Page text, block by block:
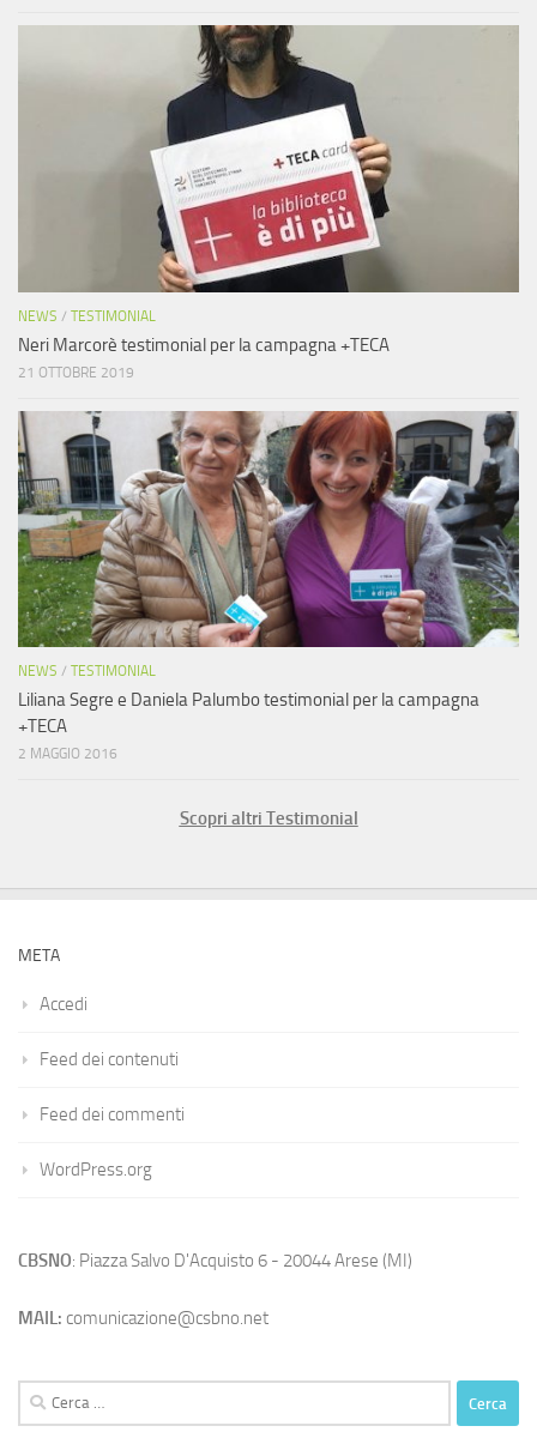
NEWS / TESTIMONIAL
Neri Marcorè testimonial per la campagna +TECA
21 OTTOBRE 2019
NEWS / TESTIMONIAL
Liliana Segre e Daniela Palumbo testimonial per la campagna
+TECA
2 MAGGIO 2016
Scopri altri Testimonial
META
Accedi
Feed dei contenuti
Feed dei commenti
WordPress.org
CBSNO: Piazza Salvo D'Acquisto 6 - 20044 Arese (MI)
MAIL: comunicazione@csbno.net
Ricerca
per: